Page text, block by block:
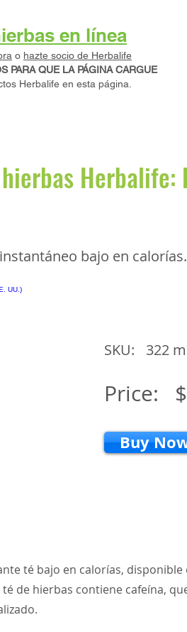
en línea
o hazte socio de Herbalife
PARA QUE LA PÁGINA CARGUE
Herbalife en esta página.
Herbalife:
bajo en calorías.
SKU: 322
Price:
Buy
té bajo en calorías, disponible
de hierbas contiene cafeína,